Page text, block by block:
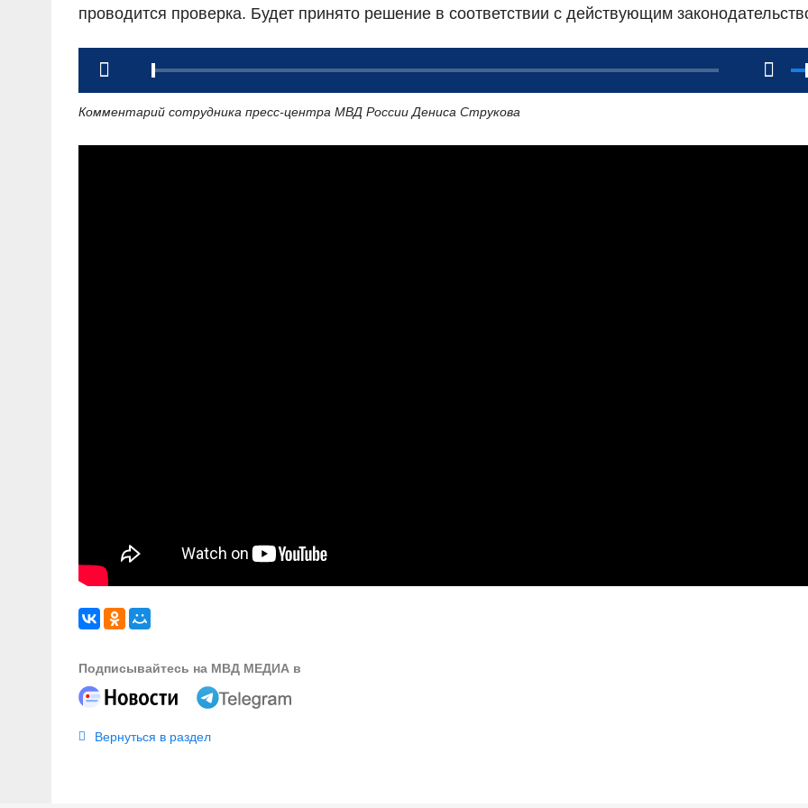
проводится проверка. Будет принято решение в соответствии с действующим
Комментарий сотрудника пресс-центра МВД России Дениса Струкова
Подписывайтесь на МВД МЕДИА в
Вернуться в раздел